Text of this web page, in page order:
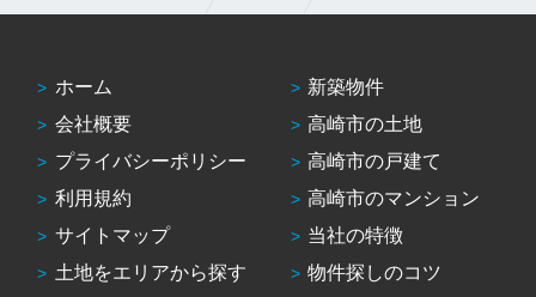
ホーム
会社概要
プライバシーポリシー
利用規約
サイトマップ
土地をエリアから探す
新築物件
高崎市の土地
高崎市の戸建て
高崎市のマンション
当社の特徴
物件探しのコツ